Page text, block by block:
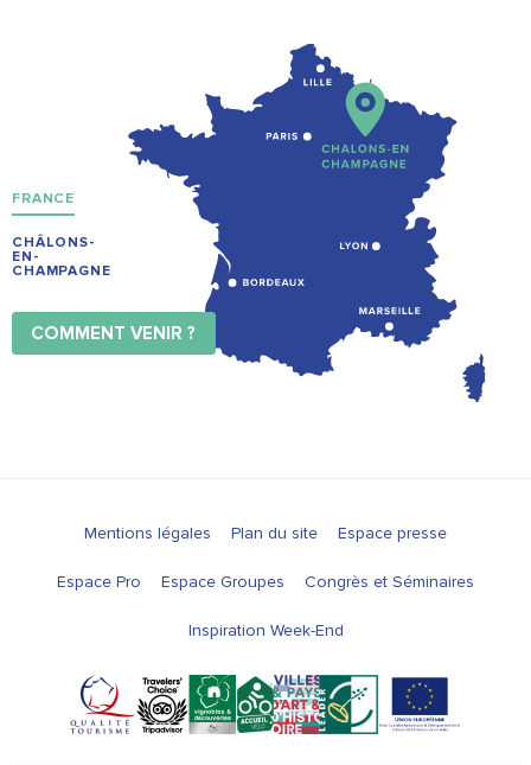
FRANCE
CHÂLONS-
EN-
CHAMPAGNE
COMMENT VENIR ?
Mentions légales Plan du site Espace presse
Espace Pro Espace Groupes Congrès et Séminaires
Inspiration Week-End